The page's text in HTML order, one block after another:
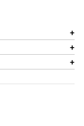
+
+
+